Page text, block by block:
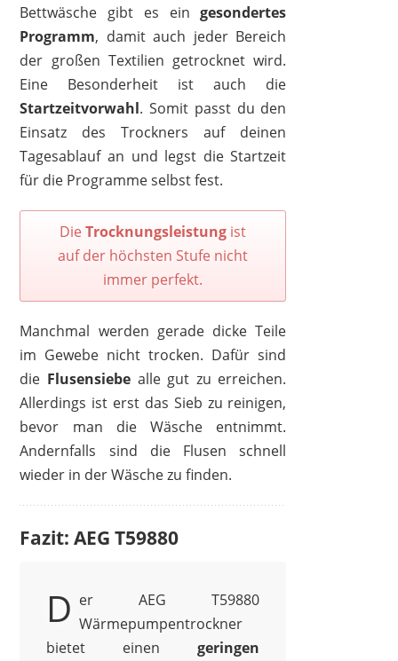
Bettwäsche gibt es ein gesondertes
Programm, damit auch jeder Bereich
der großen Textilien getrocknet wird.
Eine Besonderheit ist auch die
Startzeitvorwahl. Somit passt du den
Einsatz des Trockners auf deinen
Tagesablauf an und legst die Startzeit
für die Programme selbst fest.
DieTrocknungsleistung ist
auf der höchsten Stufe nicht
immer perfekt.
Manchmal werden gerade dicke Teile
im Gewebe nicht trocken. Dafür sind
die Flusensiebe alle gut zu erreichen.
Allerdings ist erst das Sieb zu reinigen,
bevor man die Wäsche entnimmt.
Andernfalls sind die Flusen schnell
wieder in der Wäsche zu finden.
Fazit: AEG T59880
D er AEG T59880
Wärmepumpentrockner
bietet einengeringen